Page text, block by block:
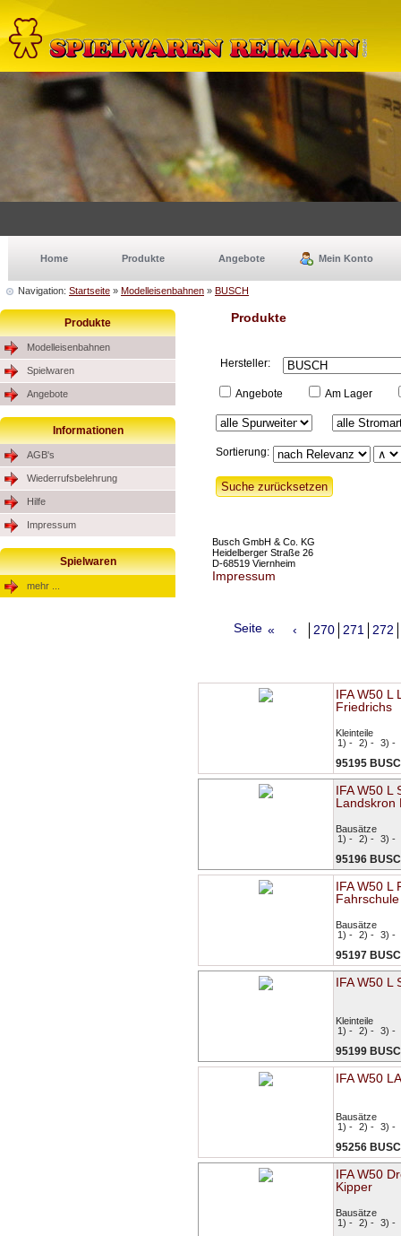
Home Produkte Angebote Mein Konto
Navigation: Startseite » Modelleisenbahnen » BUSCH
Produkte
Modelleisenbahnen
Spielwaren
Angebote
Informationen
AGB's
Wiederrufsbelehrung
Hilfe
Impressum
Spielwaren
mehr ...
Produkte
Hersteller:
Angebote Am Lager
Sortierung:
Busch GmbH & Co. KG
Heidelberger Straße 26
D-68519 Viernheim
Impressum
Seite « ‹ 270 271 272
IFA W50 L
Friedrichs
Kleinteile
1) - 2) - 3) -
95195
IFA W50 L
Landskron
Bausätze
1) - 2) - 3) -
95196
IFA W50 L
Bausätze
1) - 2) - 3) -
95197
IFA W50 L
Kleinteile
1) - 2) - 3) -
95199
IFA W50
Bausätze
1) - 2) - 3) -
95256
IFA W50
Kipper
Bausätze
1) - 2) - 3) -